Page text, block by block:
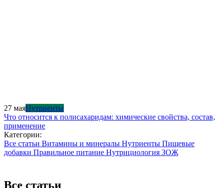
27 маяНутриенты
Что относится к полисахаридам: химические свойства, состав,
применение
Категории:
Все статьи Витамины и минералы Нутриенты Пищевые
добавки Правильное питание Нутрициология ЗОЖ
Все статьи